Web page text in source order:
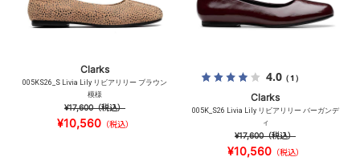
Clarks
005KS26_S Livia Lily リビアリリー ブラウン
模様
¥17,600（税込）
¥10,560（税込）
4.0（1）
Clarks
005K_S26 Livia Lily リビアリリー バーガンデ
ィ
¥17,600（税込）
¥10,560（税込）